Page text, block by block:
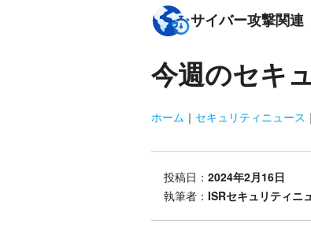
サイバー攻撃関連
今週のセキ
ホーム ｜ セキュリティニュース ｜
投稿日： 2024年2月16日
執筆者： ISRセキュリティニ